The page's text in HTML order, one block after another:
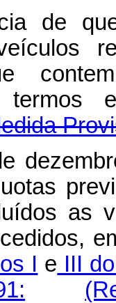
de
termos
as
I e III